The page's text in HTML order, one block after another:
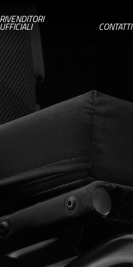
RIVENDITORI
UFFICIALI CONTATTI
SUISSE
SVIZZERA
UNITED KINGDOM